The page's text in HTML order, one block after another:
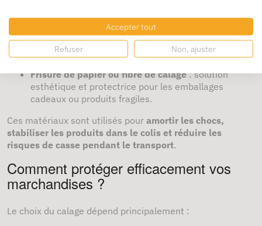
Particules de calage: également appelées chips de
calage, elles sont légères et permettent de stabiliser
les produits dans les colis.
Frisure de papier ou fibre de calage: solution
esthétique et protectrice pour les emballages
cadeaux ou produits fragiles.
Ces matériaux sont utilisés pour amortir les chocs,
stabiliser les produits dans le colis et réduire les
risques de casse pendant le transport.
Comment protéger efficacement vos
marchandises ?
Le choix du calage dépend principalement :
Accepter tout
Refuser Non, ajuster